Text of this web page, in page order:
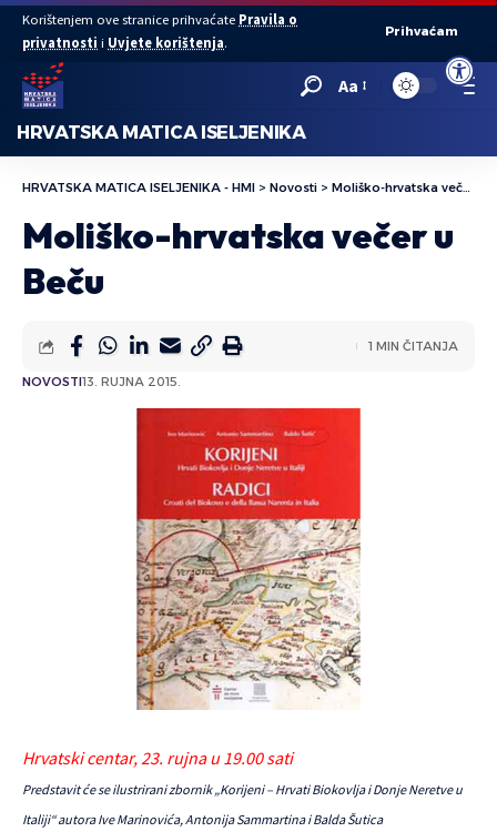
Open
Korištenjem ove stranice prihvaćate Pravila o
privatnosti i Uvjete korištenja.
Prihvaćam
Aa
HRVATSKA MATICA ISELJENIKA
HRVATSKA MATICA ISELJENIKA - HMI > Novosti > Moliško-hrvatska večer u Beču
Moliško-hrvatska večer u
Beču
NOVOSTI13. RUJNA 2015.
1 MIN ČITANJA
Hrvatski centar, 23. rujna u 19.00 sati
Predstavit će se ilustrirani zbornik „Korijeni – Hrvati Biokovlja i Donje Neretve u
Italiji“ autora Ive Marinovića, Antonija Sammartina i Balda Šutica